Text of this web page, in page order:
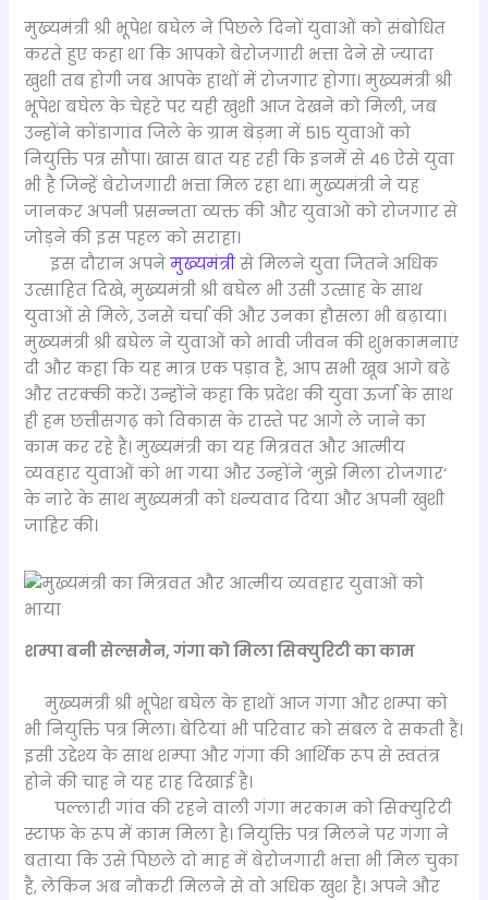
मुख्यमंत्री श्री भूपेश बघेल ने पिछले दिनों युवाओं को संबोधित
करते हुए कहा था कि आपको बेरोजगारी भत्ता देने से ज्यादा
खुशी तब होगी जब आपके हाथों में रोजगार होगा। मुख्यमंत्री श्री
भूपेश बघेल के चेहरे पर यही खुशी आज देखने को मिली, जब
उन्होंने कोंडागांव जिले के ग्राम बेड़मा में 515 युवाओं को
नियुक्ति पत्र सौंपा। खास बात यह रही कि इनमें से 46 ऐसे युवा
भी है जिन्हें बेरोजगारी भत्ता मिल रहा था। मुख्यमंत्री ने यह
जानकर अपनी प्रसन्नता व्यक्त की और युवाओं को रोजगार से
जोड़ने की इस पहल को सराहा।
इस दौरान अपने मुख्यमंत्री से मिलने युवा जितने अधिक
उत्साहित दिखे, मुख्यमंत्री श्री बघेल भी उसी उत्साह के साथ
युवाओं से मिले, उनसे चर्चा की और उनका हौसला भी बढ़ाया।
मुख्यमंत्री श्री बघेल ने युवाओं को भावी जीवन की शुभकामनाएं
दी और कहा कि यह मात्र एक पड़ाव है, आप सभी खूब आगे बढ़े
और तरक्की करें। उन्होंने कहा कि प्रदेश की युवा ऊर्जा के साथ
ही हम छत्तीसगढ़ को विकास के रास्ते पर आगे ले जाने का
काम कर रहे हैं। मुख्यमंत्री का यह मित्रवत और आत्मीय
व्यवहार युवाओं को भा गया और उन्होंने ‘मुझे मिला रोजगार‘
के नारे के साथ मुख्यमंत्री को धन्यवाद दिया और अपनी खुशी
जाहिर की।
शम्पा बनी सेल्समैन, गंगा को मिला सिक्युरिटी का काम
मुख्यमंत्री श्री भूपेश बघेल के हाथों आज गंगा और शम्पा को
भी नियुक्ति पत्र मिला। बेटियां भी परिवार को संबल दे सकती हैं।
इसी उद्देश्य के साथ शम्पा और गंगा की आर्थिक रूप से स्वतंत्र
होने की चाह ने यह राह दिखाई है।
पल्लारी गांव की रहने वाली गंगा मरकाम को सिक्युरिटी
स्टाफ के रूप में काम मिला है। नियुक्ति पत्र मिलने पर गंगा ने
बताया कि उसे पिछले दो माह में बेरोजगारी भत्ता भी मिल चुका
है, लेकिन अब नौकरी मिलने से वो अधिक खुश है। अपने और